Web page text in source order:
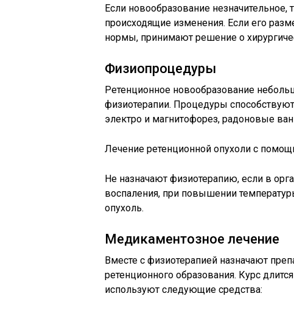
Если новообразование
происходящие изменения. Если его
нормы, принимают решение о
Физиопроцедуры
Ретенционное новообразование
физиотерапии. Процедуры
электро и магнитофорез, радоновые
Лечение ретенционной опухоли с
Не назначают физиотерапию, если в
воспаления, при повышении
опухоль.
Медикаментозное лечение
Вместе с физиотерапией назначают
ретенционного образования. Курс
используют следующие средства: